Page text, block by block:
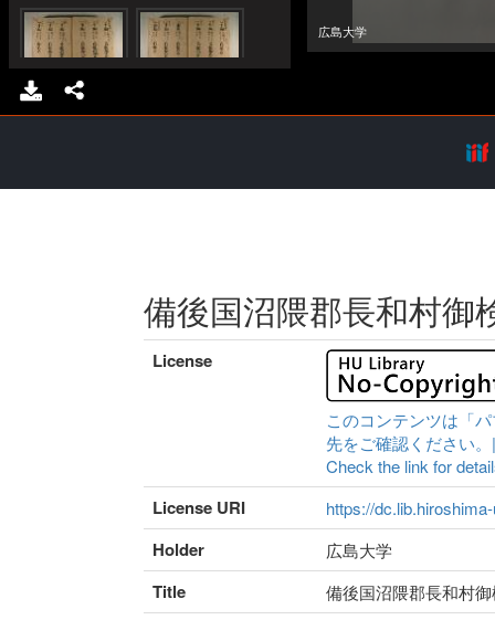
備後国沼隈郡長和村
License
このコンテンツは「
先をご確認ください
Check the link for
License URI https://
Holder 広島大学
Title 備後国沼隈郡長和村